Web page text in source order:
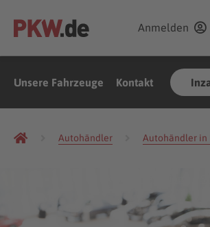
Anmelden
Unsere Fahrzeuge Kontakt
Autohändler Autohändler in